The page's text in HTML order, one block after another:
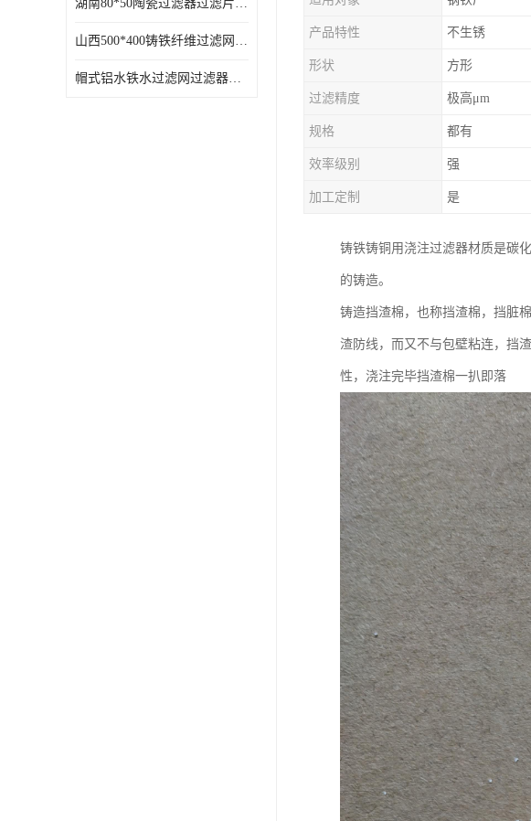
湖南80*50陶瓷过滤器过滤片过滤网效果好耐高温
山西500*400铸铁纤维过滤网方形网圆形网
帽式铝水铁水过滤网过滤器耐高温
产品特性 不生锈
形状 方形
过滤精度 极高μm
规格 都有
效率级别 强
加工定制 是
铸铁铸铜用浇注过滤器材质是碳
的铸造。
铸造挡渣棉，也称挡渣棉，挡脏
渣防线，而又不与包壁粘连，挡
性，浇注完毕挡渣棉一扒即落